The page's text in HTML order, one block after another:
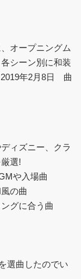
オープニングム
シーン別に和装
2019年2月8日 曲
ィズニー、クラ
選!
や入場曲
の曲
グに合う曲
選曲したのでい